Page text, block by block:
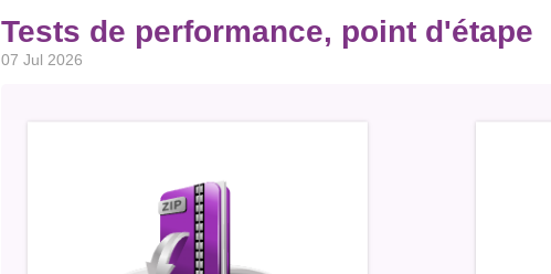
Tests de performance, point d'étape
07 Jul 2026